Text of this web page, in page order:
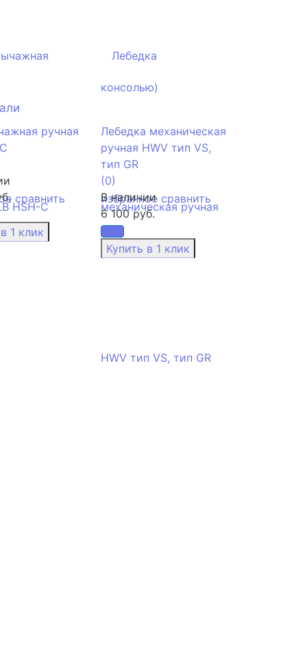
сравнить
ручная
избранное сравнить
Лебедка механическая
ручная HWV тип VS,
тип GR
(0)
В наличии
6 100 руб.